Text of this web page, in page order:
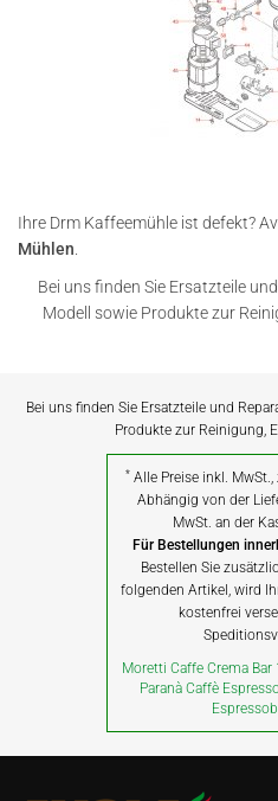
Ihre Drm Kaffeemühle ist defekt?
Mühlen
Bei uns finden Sie Ersatzteile
Modell sowie Produkte zur
Bei uns finden Sie Ersatzteile und
Produkte zur Reinigung,
* Alle Preise inkl.
Abhängig von der
MwSt. an der
Für Bestellungen
Bestellen Sie
folgenden Artikel, wird
kostenfrei
Moretti Caffe Crema
Paranà Caffè